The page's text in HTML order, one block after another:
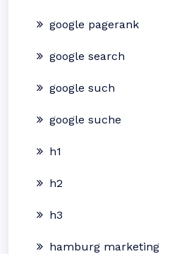
google pagerank
google search
google such
google suche
h1
h2
h3
hamburg marketing